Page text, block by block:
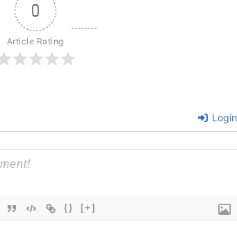
0
Article Rating
Login
{} [+]